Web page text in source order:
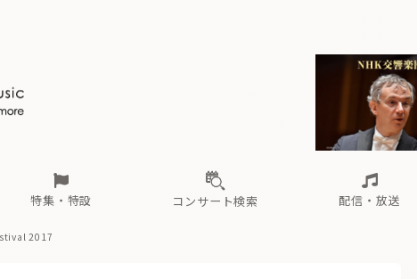
特集・特設 コンサート検索 配信・放送
と Aからの眺望
信スケジュール
さ
2017